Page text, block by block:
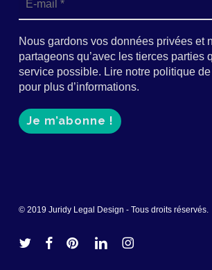
Nous gardons vos données privées et
partageons qu’avec les tierces parties
service possible. Lire notre politique
pour plus d’informations.
© 2019 Juridy Legal Design - Tous droits réservés.
twitter facebookpinterestlinkedininstagram